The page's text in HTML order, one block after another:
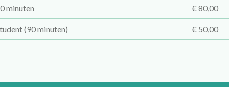
minuten € 80,00
(90 minuten) € 50,00